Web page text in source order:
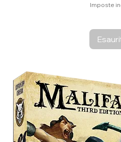
Imposte